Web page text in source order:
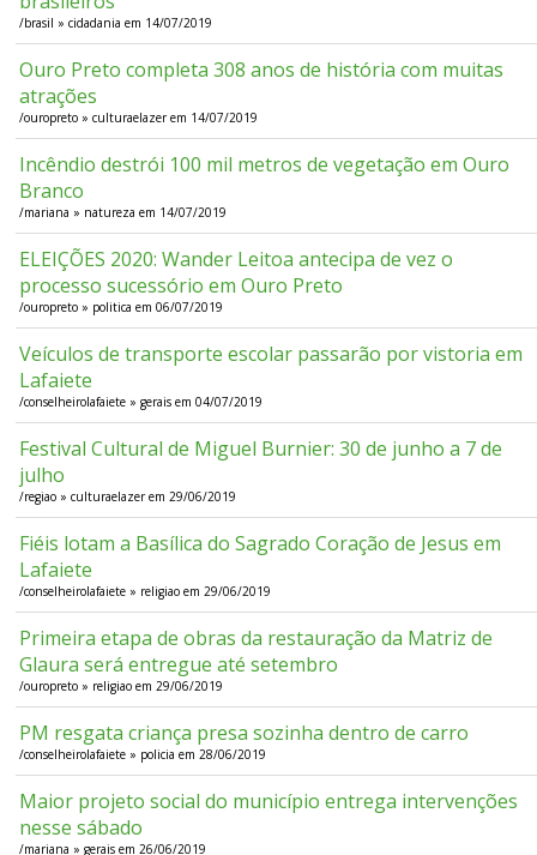
/brasil » cidadania em 14/07/2019
Ouro Preto completa 308 anos de história com muitas
atrações
/ouropreto » culturaelazer em 14/07/2019
Incêndio destrói 100 mil metros de vegetação em Ouro
Branco
/mariana » natureza em 14/07/2019
ELEIÇÕES 2020: Wander Leitoa antecipa de vez o
processo sucessório em Ouro Preto
/ouropreto » politica em 06/07/2019
Veículos de transporte escolar passarão por vistoria em
Lafaiete
/conselheirolafaiete » gerais em 04/07/2019
Festival Cultural de Miguel Burnier: 30 de junho a 7 de
julho
/regiao » culturaelazer em 29/06/2019
Fiéis lotam a Basílica do Sagrado Coração de Jesus em
Lafaiete
/conselheirolafaiete » religiao em 29/06/2019
Primeira etapa de obras da restauração da Matriz de
Glaura será entregue até setembro
/ouropreto » religiao em 29/06/2019
PM resgata criança presa sozinha dentro de carro
/conselheirolafaiete » policia em 28/06/2019
Maior projeto social do município entrega intervenções
nesse sábado
/mariana » gerais em 26/06/2019